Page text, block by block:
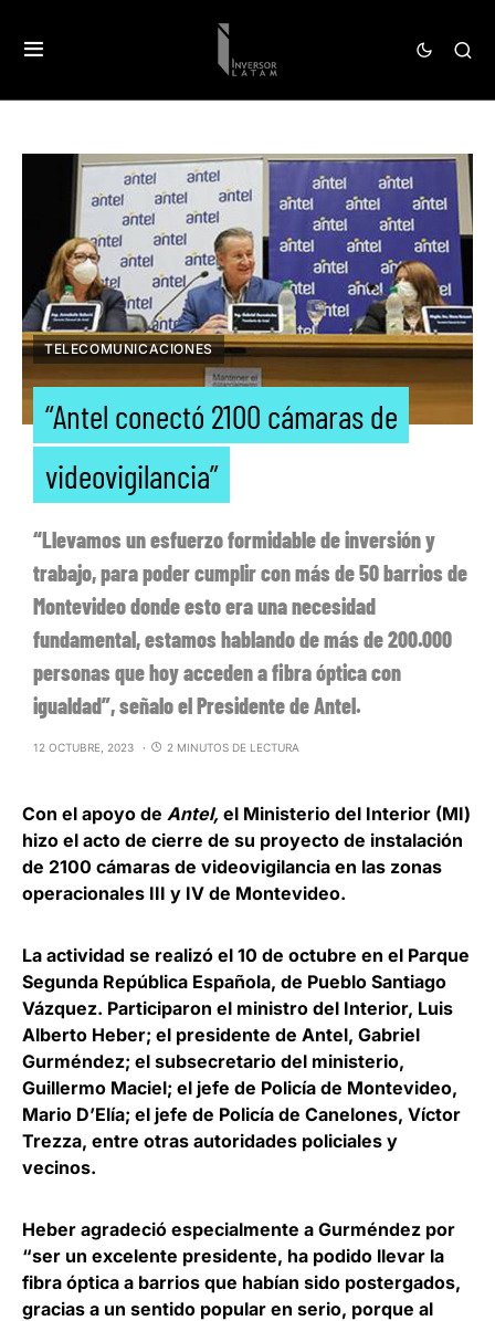
TELECOMUNICACIONES
“Antel conectó 2100 cámaras de
videovigilancia”
“Llevamos un esfuerzo formidable de inversión y
trabajo, para poder cumplir con más de 50 barrios de
Montevideo donde esto era una necesidad
fundamental, estamos hablando de más de 200.000
personas que hoy acceden a fibra óptica con
igualdad”, señalo el Presidente de Antel.
12 OCTUBRE, 2023 2 MINUTOS DE LECTURA
Con el apoyo de Antel, el Ministerio del Interior (MI)
hizo el acto de cierre de su proyecto de instalación
de 2100 cámaras de videovigilancia en las zonas
operacionales III y IV de Montevideo.
La actividad se realizó el 10 de octubre en el Parque
Segunda República Española, de Pueblo Santiago
Vázquez. Participaron el ministro del Interior, Luis
Alberto Heber; el presidente de Antel, Gabriel
Gurméndez; el subsecretario del ministerio,
Guillermo Maciel; el jefe de Policía de Montevideo,
Mario D’Elía; el jefe de Policía de Canelones, Víctor
Trezza, entre otras autoridades policiales y
vecinos.
Heber agradeció especialmente a Gurméndez por
“ser un excelente presidente, ha podido llevar la
fibra óptica a barrios que habían sido postergados,
gracias a un sentido popular en serio, porque al